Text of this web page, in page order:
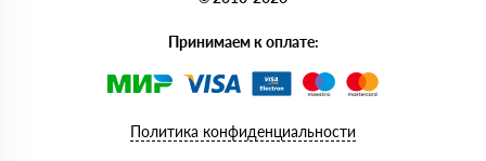
Принимаем к оплате:
Политика конфиденциальности